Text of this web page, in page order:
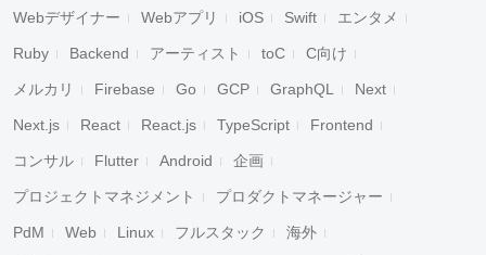
Webデザイナー Webアプリ iOS Swift エンタメ
Ruby Backend アーティスト toC C向け
メルカリ Firebase Go GCP GraphQL Next
Next.js React React.js TypeScript Frontend
コンサル Flutter Android 企画
プロジェクトマネジメント プロダクトマネージャー
PdM Web Linux フルスタック 海外